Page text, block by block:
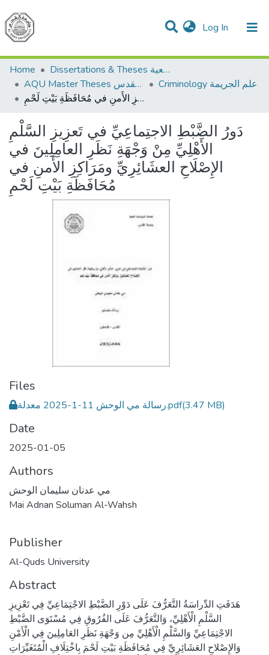
Log In (current)
Communities & Collections
All of DSpace
Home
Dissertations & Theses الرسائل الجامعية
AQU Master Theses الرسائل الجامعية الخاصة بجامعة القدس
Criminology علم الجريمة
دَورُ الضَّبْطِ الاجتِماعِيِّ في تَعزِيزِ السَّلْمِ الأَهْلِيِّ مِنْ وَجْهَةِ نَظَرِ العامِلِينَ في الإِصْلَاحِ العشَائِرِيِّ ومَرَاكِزِ الأَمنِ في مُحَافَظَةِ بَيْتِ لَحْمِ
دَورُ الضَّبْطِ الاجتِماعِيِّ في تَعزِيزِ السَّلْمِ
الأَهْلِيِّ مِنْ وَجْهَةِ نَظَرِ العامِلِينَ في
الإِصْلَاحِ العشَائِرِيِّ ومَرَاكِزِ الأَمنِ في
مُحَافَظَةِ بَيْتِ لَحْمِ
Files
رسالة مي الوحش 11-1-2025 معدلة.pdf(3.47 MB)
Date
2025-01-05
Authors
مي عدنان سليمان الوحش
Mai Adnan Soluman Al-Wahsh
Publisher
Al-Quds University
Abstract
هَدَفَتِ الدِّراسَةُ التَّعَرُّفَ عَلَى دَوْرِ الضَّبْطِ الاجْتِمَاعِيِّ فِي تَعْزِيزِ
السَّلْمِ الْأَهْلِيِّ، وَالتَّعَرُّفَ عَلَى الفُرُوقِ فِي مُسْتَوَى الضَّبْطِ
الاجْتِمَاعِيِّ وَالسَّلْمِ الْأَهْلِيِّ مِن وَجْهَةِ نَظَرِ العَامِلِينَ فِي الْأَمْنِ
وَالإِصْلاحِ العَشَائِرِيِّ فِي مُحَافَظَةِ بَيْتِ لَحْمَ بِاخْتِلَافِ الْمُتَغَيِّرَاتِ